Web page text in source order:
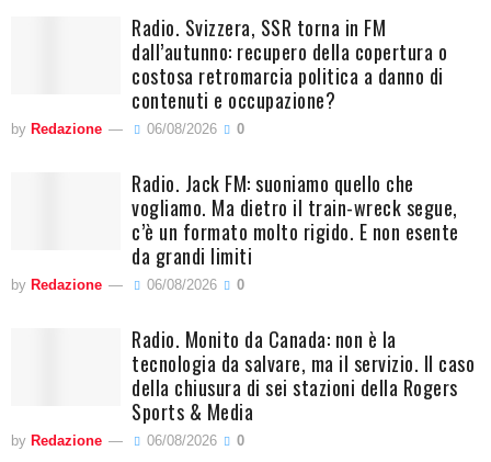
Radio. Svizzera, SSR torna in FM
dall’autunno: recupero della copertura o
costosa retromarcia politica a danno di
contenuti e occupazione?
by Redazione 06/08/2026 0
Radio. Jack FM: suoniamo quello che
vogliamo. Ma dietro il train-wreck segue,
c’è un formato molto rigido. E non esente
da grandi limiti
by Redazione 06/08/2026 0
Radio. Monito da Canada: non è la
tecnologia da salvare, ma il servizio. Il caso
della chiusura di sei stazioni della Rogers
Sports & Media
by Redazione 06/08/2026 0